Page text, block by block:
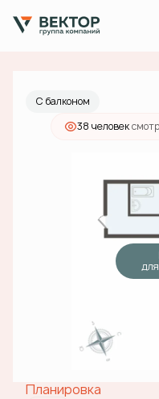
1-комнатная
Ипотекаот 23 843 руб./мес.
С балконом
38 человек
Планировка